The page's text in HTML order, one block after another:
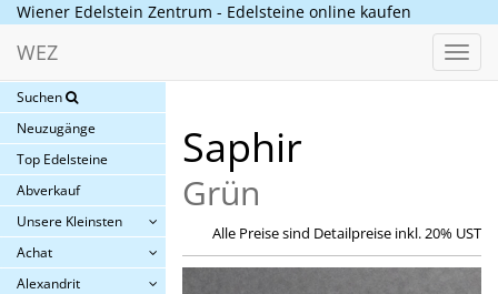
Wiener Edelstein Zentrum - Edelsteine online kaufen
WEZ
Suchen
Neuzugänge
Top Edelsteine
Abverkauf
Unsere Kleinsten
Achat
Alexandrit
Saphir
Grün
Alle Preise sind Detailpreise inkl. 20% UST